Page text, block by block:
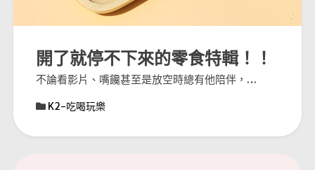
開了就停不下來的零食特輯！！
不論看影片、嘴饞甚至是放空時總有他陪伴，…
K2-吃喝玩樂